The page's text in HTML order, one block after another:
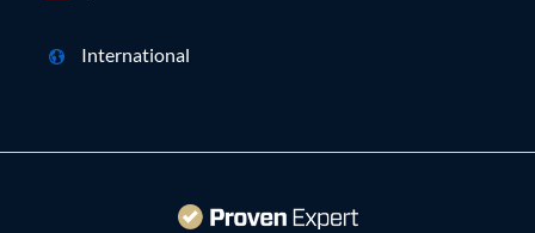
International